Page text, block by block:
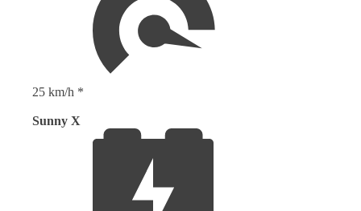
25 km/h *
Sunny X